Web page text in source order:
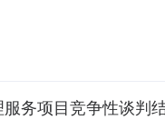
设地点：涟水县红日路
三、
务项目竞争性谈判